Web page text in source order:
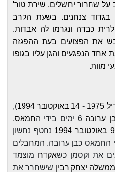
1967, בקרב על שחרור ירושלים, שירת טור'
בגדוד צנחנים. בשעת הקרב
כבדה ונגרמו לה אבדות.
את הפצועים בעת ההפגזה
אחד הנפגעים והגן עליו בגופו
מוות.
1975
- 14 באוקטובר 1994
),
בן ערובה חמאס,
9 באוקטובר 1994 נחטף נחשון
החמאס כבן ערובה. המחבלים
את וקסמן כשאקדח מוצמד
יצחק רבין שישחרר את